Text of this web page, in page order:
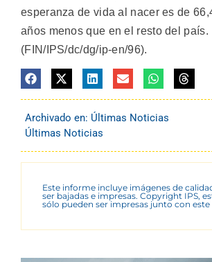
esperanza de vida al nacer es de
años menos que en el resto del país.
(FIN/IPS/dc/dg/ip-en/96).
Archivado en: Últimas Noticias
Últimas Noticias
Este informe incluye imágenes de
ser bajadas e impresas. Copyright IPS,
sólo pueden ser impresas junto con